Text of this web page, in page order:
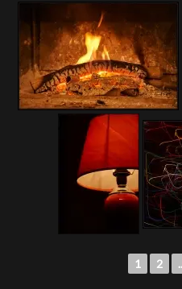
1 2